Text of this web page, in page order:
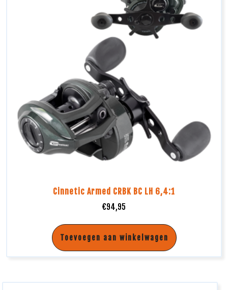
Cinnetic Armed CRBK BC LH 6,4:1
€94,95
Toevoegen aan winkelwagen